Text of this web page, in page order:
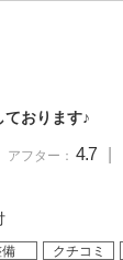
おります♪
アフター： 4.7
クチコミ